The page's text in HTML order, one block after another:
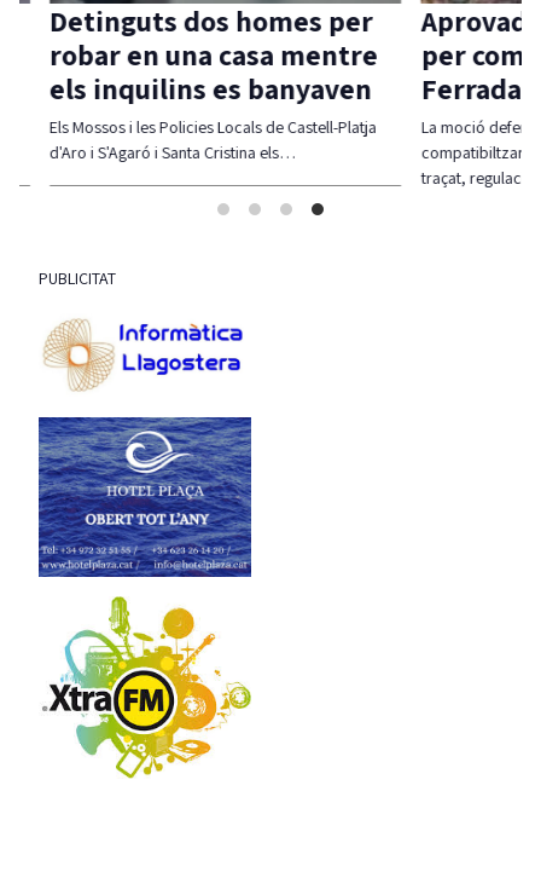
Junts
per
Platja
Aprovada una moció d’ERC
per compatibilitzar Via
Ferrada i corb marí
La moció defensa estudiar alternatives per
compatibiltzar ambdues realitats (modificació del